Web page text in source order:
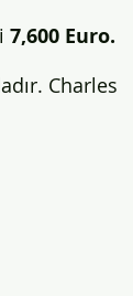
7,600 Euro.
Charles